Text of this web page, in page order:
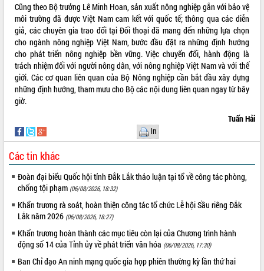
Khơi thông điểm nghẽn, đẩy nhanh
giải ngân vốn khắc phục thiên tai
HĐND tỉnh thông qua điều chỉnh Quy
hoạch tỉnh thời kỳ 2021-2030
Hội thảo góp ý hồ sơ điều chỉnh quy
hoạch tỉnh Đắk Lắk thời kỳ 2021-2030,
tầm nhìn đến năm 2050
Nâng cao hiệu quả hoạt động của các
Hội nghị triển khai kết nối mạng
truyền số liệu chuyên dùng phục vụ cơ
quan Đảng, Nhà nước
Lễ phát động chuỗi hoạt động chung
tay làm sạch môi trường
Xã Ea Kar bước chuyển mình trong
công tác cải cách hành chính mô hình
mới
UBND tỉnh họp báo định kỳ tháng 4
năm 2026
Hội thảo khoa học “Giải pháp thúc đẩy
phát triển nền kinh tế xanh tại tỉnh
Cũng theo Bộ trưởng Lê Minh Hoan, sản xuất nông nghiệp gắn với bảo vệ
môi trường đã được Việt Nam cam kết với quốc tế; thông qua các diễn
giả, các chuyên gia trao đổi tại Đối thoại đã mang đến những lựa chọn
cho ngành nông nghiệp Việt Nam, bước đầu đặt ra những định hướng
cho phát triển nông nghiệp bền vững. Việc chuyển đổi, hành động là
trách nhiệm đối với người nông dân, với nông nghiệp Việt Nam và với thế
giới. Các cơ quan liên quan của Bộ Nông nghiệp cần bắt đầu xây dựng
những định hướng, tham mưu cho Bộ các nội dung liên quan ngay từ bây
giờ.
Tuấn Hải
In
Các tin khác
Đoàn đại biểu Quốc hội tỉnh Đắk Lắk thảo luận tại tổ về công tác phòng,
chống tội phạm (06/08/2026, 18:32)
Khẩn trương rà soát, hoàn thiện công tác tổ chức Lễ hội Sầu riêng Đắk
Lắk năm 2026 (06/08/2026, 18:27)
Khẩn trương hoàn thành các mục tiêu còn lại của Chương trình hành
động số 14 của Tỉnh ủy về phát triển văn hóa (06/08/2026, 17:30)
Ban Chỉ đạo An ninh mạng quốc gia họp phiên thường kỳ lần thứ hai